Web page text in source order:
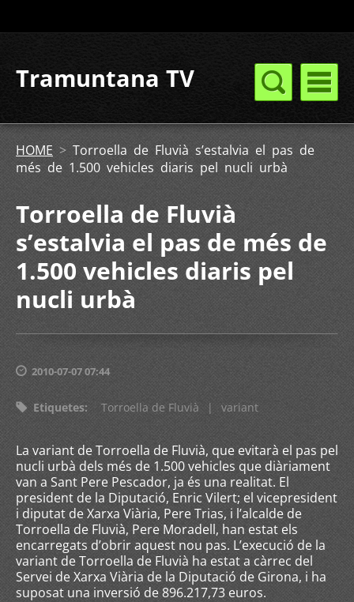
Tramuntana TV
HOME > Torroella de Fluvià s’estalvia el pas de
més de 1.500 vehicles diaris pel nucli urbà
Torroella de Fluvià
s’estalvia el pas de més de
1.500 vehicles diaris pel
nucli urbà
2010-07-07 07:44
Etiquetes: Torroella de Fluvià | variant
La variant de Torroella de Fluvià, que evitarà el pas pel
nucli urbà dels més de 1.500 vehicles que diàriament
van a Sant Pere Pescador, ja és una realitat. El
president de la Diputació, Enric Vilert; el vicepresident
i diputat de Xarxa Viària, Pere Trias, i l’alcalde de
Torroella de Fluvià, Pere Moradell, han estat els
encarregats d’obrir aquest nou pas. L’execució de la
variant de Torroella de Fluvià ha estat a càrrec del
Servei de Xarxa Viària de la Diputació de Girona, i ha
suposat una inversió de 896.217,73 euros.